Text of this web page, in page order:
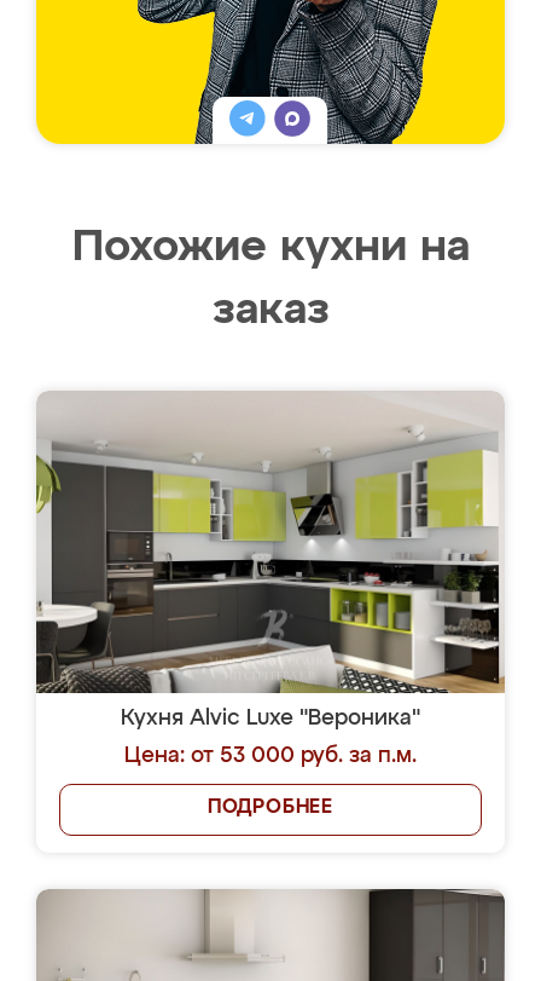
Похожие кухни на
заказ
Кухня Alvic Luxe "Вероника"
Цена: от 53 000 руб. за п.м.
ПОДРОБНЕЕ